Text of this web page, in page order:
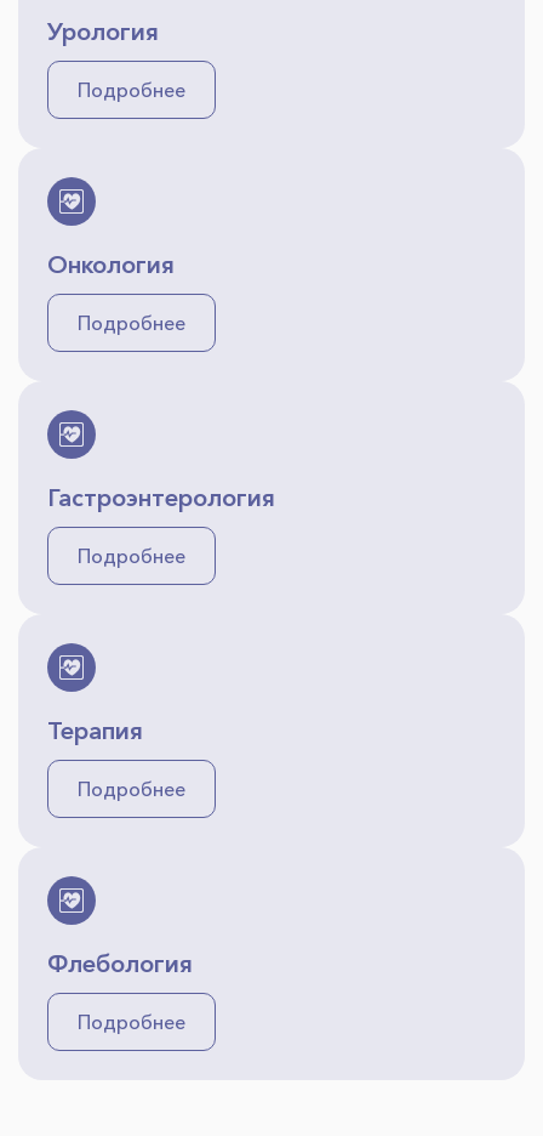
Урология
Подробнее
Онкология
Подробнее
Гастроэнтерология
Подробнее
Терапия
Подробнее
Флебология
Подробнее